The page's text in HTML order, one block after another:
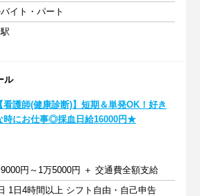
イト・パート
ル
【看護師(健康診断)】短期＆単発OK！好き
時にお仕事◎採血日給16000円★
9000円～1万5000円 ＋ 交通費全額支給
1日4時間以上 シフト自由・自己申告